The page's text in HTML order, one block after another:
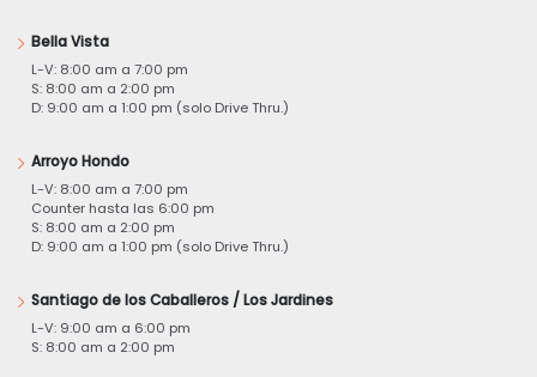
Bella Vista
L-V: 8:00 am a 7:00 pm
S: 8:00 am a 2:00 pm
D: 9:00 am a 1:00 pm (solo Drive Thru.)
Arroyo Hondo
L-V: 8:00 am a 7:00 pm
Counter hasta las 6:00 pm
S: 8:00 am a 2:00 pm
D: 9:00 am a 1:00 pm (solo Drive Thru.)
Santiago de los Caballeros / Los Jardines
L-V: 9:00 am a 6:00 pm
S: 8:00 am a 2:00 pm